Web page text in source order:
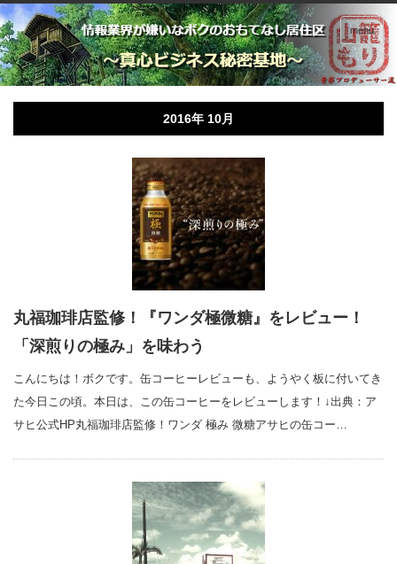
menu
ホーム 2016年 10月
2016年 10月
丸福珈琲店監修！『ワンダ極微糖』をレビュー！
「深煎りの極み」を味わう
こんにちは！ボクです。缶コーヒーレビューも、ようやく板に付いてき
た今日この頃。本日は、この缶コーヒーをレビューします！↓出典：ア
サヒ公式HP丸福珈琲店監修！ワンダ 極み 微糖アサヒの缶コー…